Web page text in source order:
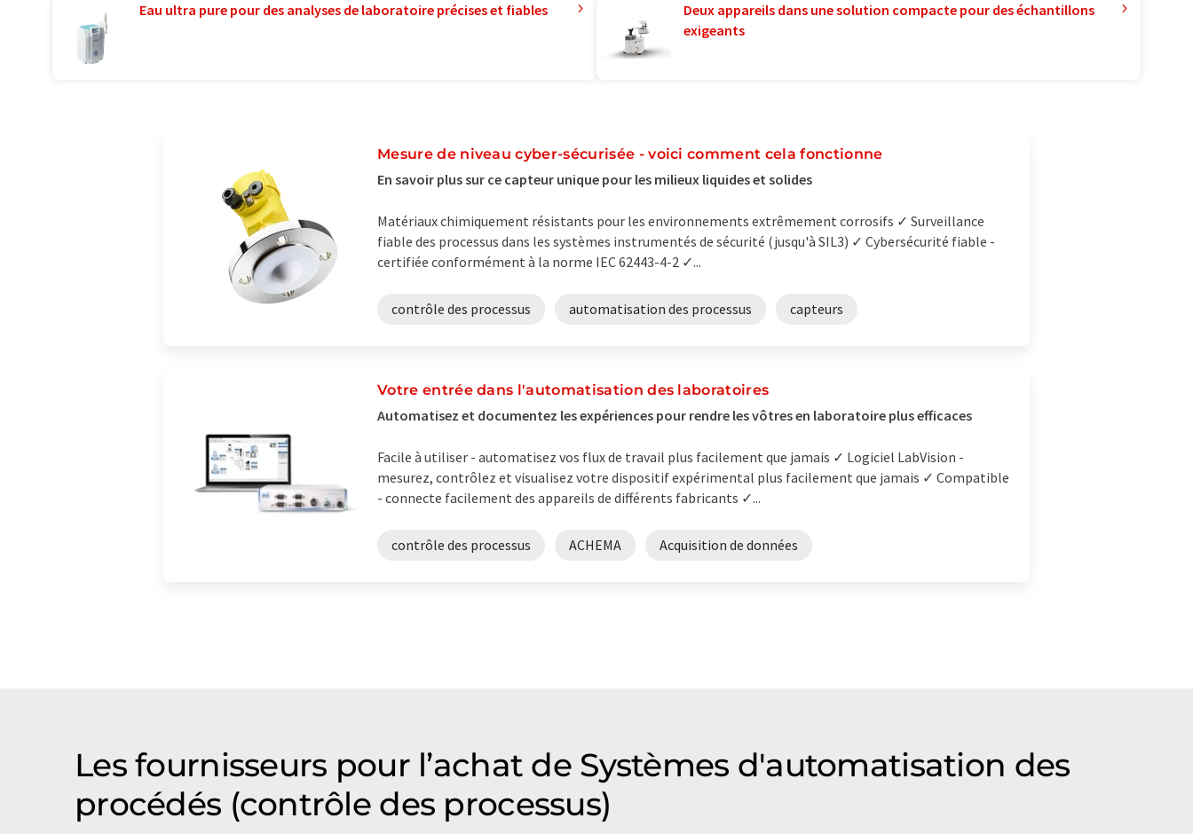
Eau ultra pure pour des analyses de laboratoire précises et fiables
Deux appareils dans une solution compacte pour des échantillons
exigeants
Mesure de niveau cyber-sécurisée - voici comment cela fonctionne
En savoir plus sur ce capteur unique pour les milieux liquides et solides
Matériaux chimiquement résistants pour les environnements extrêmement corrosifs ✓ Surveillance
fiable des processus dans les systèmes instrumentés de sécurité (jusqu'à SIL3) ✓ Cybersécurité fiable -
certifiée conformément à la norme IEC 62443-4-2 ✓...
contrôle des processus automatisation des processus capteurs
Votre entrée dans l'automatisation des laboratoires
Automatisez et documentez les expériences pour rendre les vôtres en laboratoire plus efficaces
Facile à utiliser - automatisez vos flux de travail plus facilement que jamais ✓ Logiciel LabVision -
mesurez, contrôlez et visualisez votre dispositif expérimental plus facilement que jamais ✓ Compatible
- connecte facilement des appareils de différents fabricants ✓...
contrôle des processus ACHEMA Acquisition de données
Les fournisseurs pour l’achat de Systèmes d'automatisation des
procédés (contrôle des processus)